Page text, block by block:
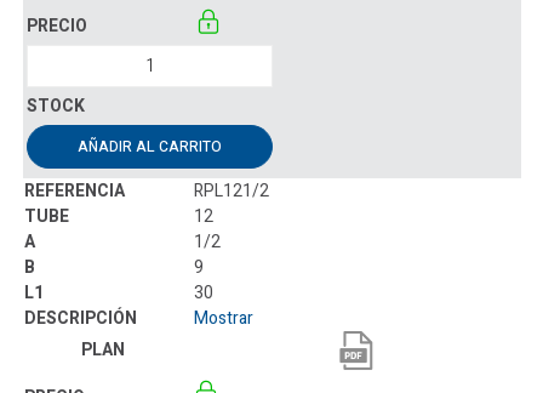
AÑADIR AL CARRITO
RPL121/2
12
1/2
9
30
Mostrar